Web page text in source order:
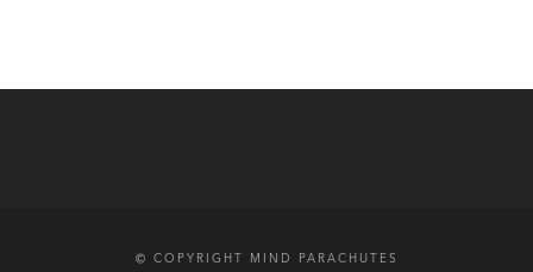
© COPYRIGHT MIND PARACHUTES